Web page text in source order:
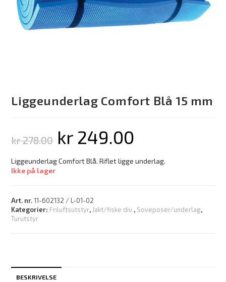
Liggeunderlag Comfort Blå 15 mm
kr278.00 kr 249.00
Liggeunderlag Comfort Blå. Riflet ligge underlag.
Ikke på lager
Art. nr.11-602132 / L-01-02
Kategorier: Friluftsutstyr, Jakt/fiske div., Soveposer/underlag,
Turutstyr
BESKRIVELSE